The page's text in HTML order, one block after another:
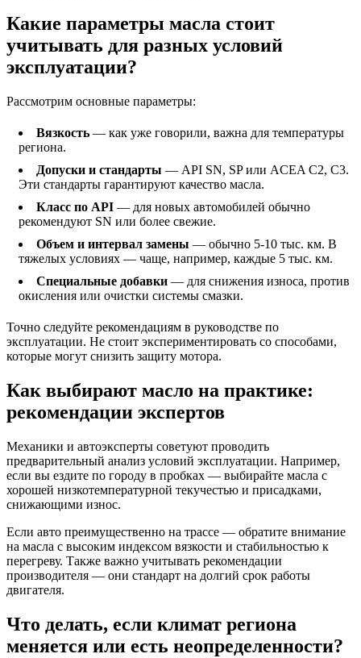
Какие параметры масла стоит
учитывать для разных условий
эксплуатации?
Рассмотрим основные параметры:
Вязкость — как уже говорили, важна для температуры
региона.
Допуски и стандарты — API SN, SP или ACEA C2, C3.
Эти стандарты гарантируют качество масла.
Класс по API — для новых автомобилей обычно
рекомендуют SN или более свежие.
Объем и интервал замены — обычно 5-10 тыс. км. В
тяжелых условиях — чаще, например, каждые 5 тыс. км.
Специальные добавки — для снижения износа, против
окисления или очистки системы смазки.
Точно следуйте рекомендациям в руководстве по
эксплуатации. Не стоит экспериментировать со способами,
которые могут снизить защиту мотора.
Как выбирают масло на практике:
рекомендации экспертов
Механики и автоэксперты советуют проводить
предварительный анализ условий эксплуатации. Например,
если вы ездите по городу в пробках — выбирайте масла с
хорошей низкотемпературной текучестью и присадками,
снижающими износ.
Если авто преимущественно на трассе — обратите внимание
на масла с высоким индексом вязкости и стабильностью к
перегреву. Также важно учитывать рекомендации
производителя — они стандарт на долгий срок работы
двигателя.
Что делать, если климат региона
меняется или есть неопределенности?